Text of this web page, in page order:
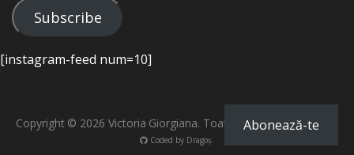
Subscribe
[instagram-feed num=10]
Copyright © 2026 Victoria Giorgiana. Toate drepturile rezervate.
Coded by Dragoș.
Abonează-te